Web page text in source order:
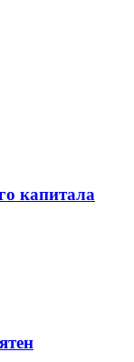
капитала